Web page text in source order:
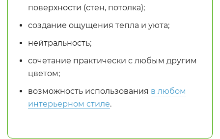
поверхности (стен, потолка);
создание ощущения тепла и уюта;
нейтральность;
сочетание практически с любым другим
цветом;
возможность использования в любом
интерьерном стиле.